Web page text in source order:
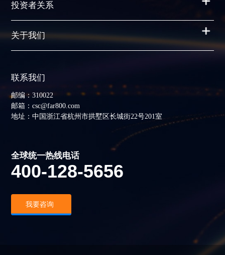
投资者关系
关于我们
联系我们
邮编：310022
邮箱：csc@far800.com
地址：中国浙江省杭州市拱墅区长城街22号201室
全球统一热线电话
400-128-5656
我要咨询